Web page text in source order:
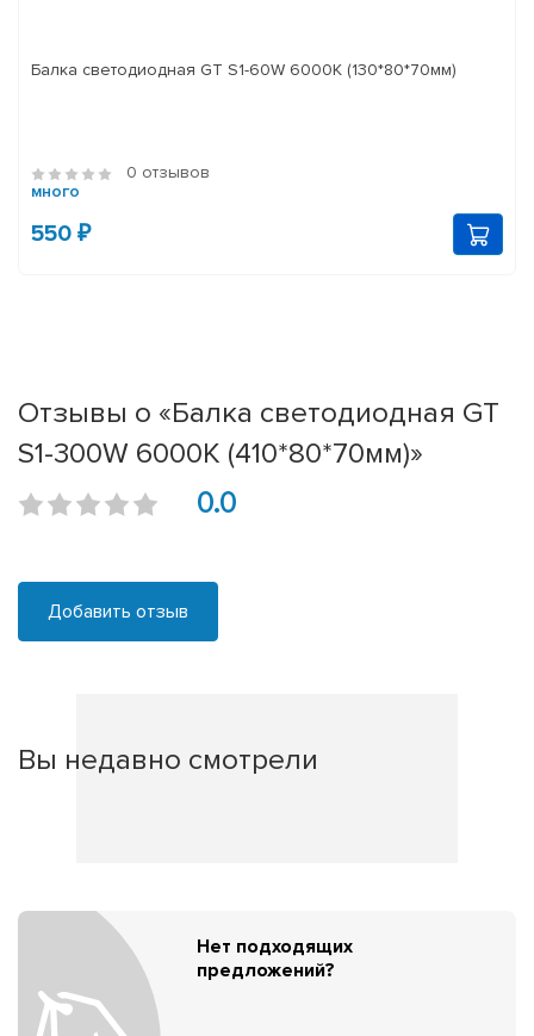
Балка светодиодная GT S1-60W 6000K (130*80*70мм)
0 отзывов
много
550 ₽
Отзывы о «Балка светодиодная GT
S1-300W 6000K (410*80*70мм)»
0.0
Добавить отзыв
Вы недавно смотрели
Нет подходящих
предложений?